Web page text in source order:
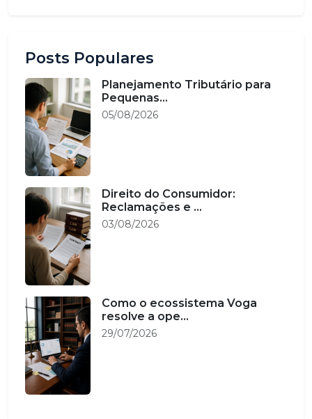
Posts Populares
Planejamento Tributário para
Pequenas...
05/08/2026
Direito do Consumidor:
Reclamações e ...
03/08/2026
Como o ecossistema Voga
resolve a ope...
29/07/2026